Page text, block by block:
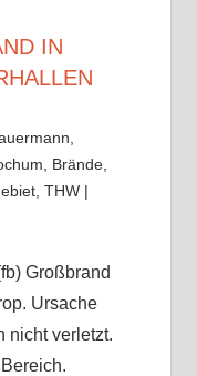
IN H
K
Brände
, THW |
Großbrand
Ursache
nicht verletzt.